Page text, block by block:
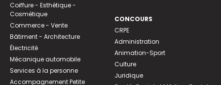
Coiffure - Esthétique -
Cosmétique
Commerce - Vente
Bâtiment - Architecture
Électricité
Mécanique automobile
Services à la personne
Accompagnement Petite
CONCOURS
CRPE
Administration
Animation-Sport
Culture
Juridique